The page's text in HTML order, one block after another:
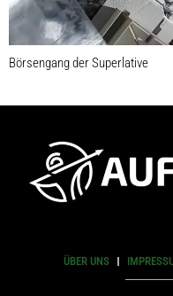
Börsengang der Superlative
ÜBER UNS